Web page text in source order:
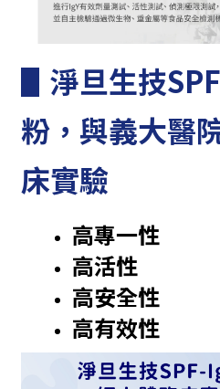
▋淨旦生技
粉，與義大醫
床實驗
高專一性
高活性
高安全性
高有效性